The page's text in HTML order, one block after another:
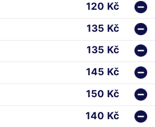
120 Kč
135 Kč
135 Kč
145 Kč
150 Kč
140 Kč